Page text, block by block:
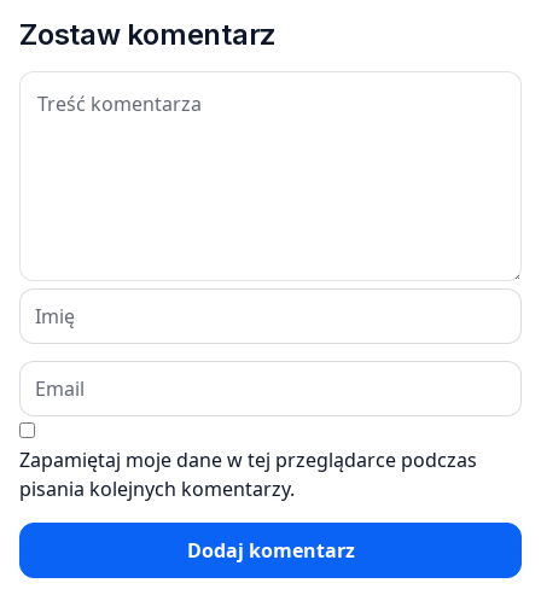
Zostaw komentarz
Zapamiętaj moje dane w tej przeglądarce podczas
pisania kolejnych komentarzy.
Dodaj komentarz